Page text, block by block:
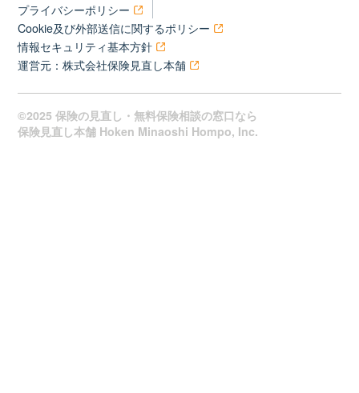
プライバシーポリシー
Cookie及び外部送信に関するポリシー
情報セキュリティ基本方針
運営元：株式会社保険見直し本舗
©2025 保険の見直し・無料保険相談の窓口なら
保険見直し本舗 Hoken Minaoshi Hompo, Inc.